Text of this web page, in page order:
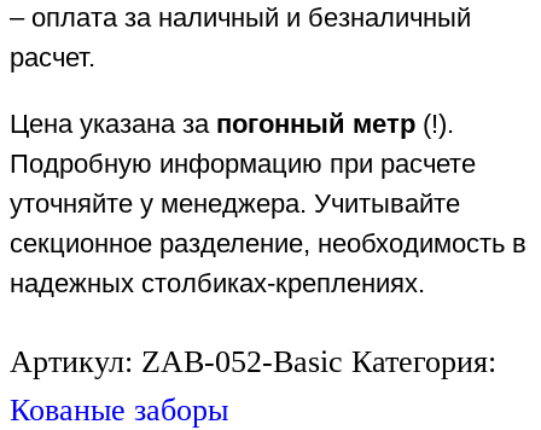
– оплата за наличный и безналичный
расчет.
Цена указана за погонный метр (!).
Подробную информацию при расчете
уточняйте у менеджера. Учитывайте
секционное разделение, необходимость в
надежных столбиках-креплениях.
Артикул: ZAB-052-Basic Категория:
Кованые заборы